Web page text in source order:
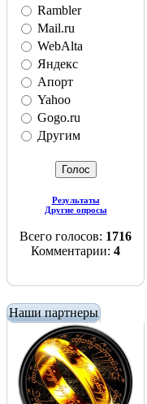
Rambler
Mail.ru
WebAlta
Яндекс
Апорт
Yahoo
Gogo.ru
Другим
Результаты
Другие опросы
Всего голосов: 1716
Комментарии: 4
Наши партнеры